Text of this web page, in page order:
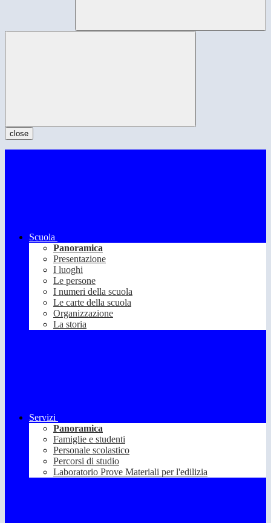
close
Scuola
Panoramica
Presentazione
I luoghi
Le persone
I numeri della scuola
Le carte della scuola
Organizzazione
La storia
Servizi
Panoramica
Famiglie e studenti
Personale scolastico
Percorsi di studio
Laboratorio Prove Materiali per l'edilizia